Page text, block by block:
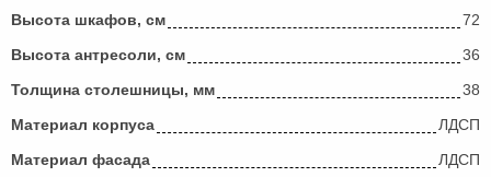
Высота шкафов, см
72
Высота антресоли, см
36
Толщина столешницы, мм
38
Материал корпуса
ЛДСП
Материал фасада
ЛДСП